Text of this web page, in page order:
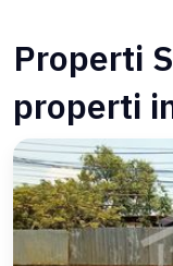
Properti
properti